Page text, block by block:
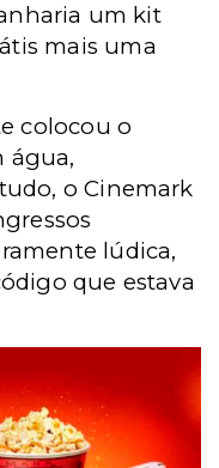
um kit
mais uma
colocou o
água,
o Cinemark
lúdica,
que estava